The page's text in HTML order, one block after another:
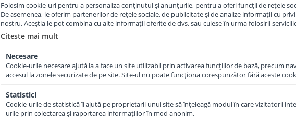
Adauga in cos Momentan Indisponibil
Folosim cookie-uri pentru a personaliza conținutul și anunțurile, pentru a oferi funcții de rețele
De asemenea, le oferim partenerilor de rețele sociale, de publicitate și de analize informații cu
nostru. Aceștia le pot combina cu alte informații oferite de dvs. sau culese în urma folosirii
Citeste mai mult
Necesare
Cookie-urile necesare ajută la a face un site utilizabil prin activarea funcţiilor de bază, precum
accesul la zonele securizate de pe site. Site-ul nu poate funcţiona corespunzător fără aceste
Statistici
Cookie-urile de statistică îi ajută pe proprietarii unui site să înţeleagă modul în care vizitatorii
urile prin colectarea şi raportarea informaţiilor în mod anonim.